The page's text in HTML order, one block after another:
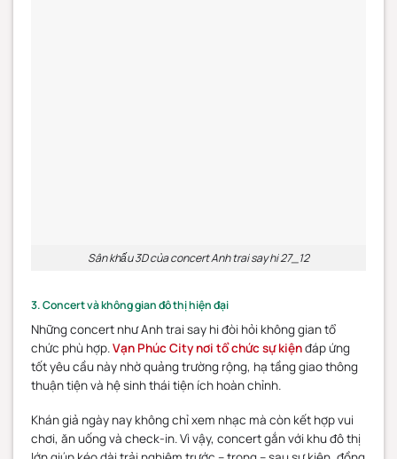
Sân khấu 3D của concert Anh trai say hi 27_12
3. Concert và không gian đô thị hiện đại
Những concert như Anh trai say hi đòi hỏi không gian tổ
chức phù hợp.Vạn Phúc City nơi tổ chức sự kiệnđáp ứng
tốt yêu cầu này nhờ quảng trường rộng, hạ tầng giao thông
thuận tiện và hệ sinh thái tiện ích hoàn chỉnh.
Khán giả ngày nay không chỉ xem nhạc mà còn kết hợp vui
chơi, ăn uống và check-in. Vì vậy, concert gắn với khu đô thị